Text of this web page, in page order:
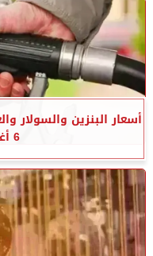
أسعار البنزين والسولار
6 أغسطس 2026